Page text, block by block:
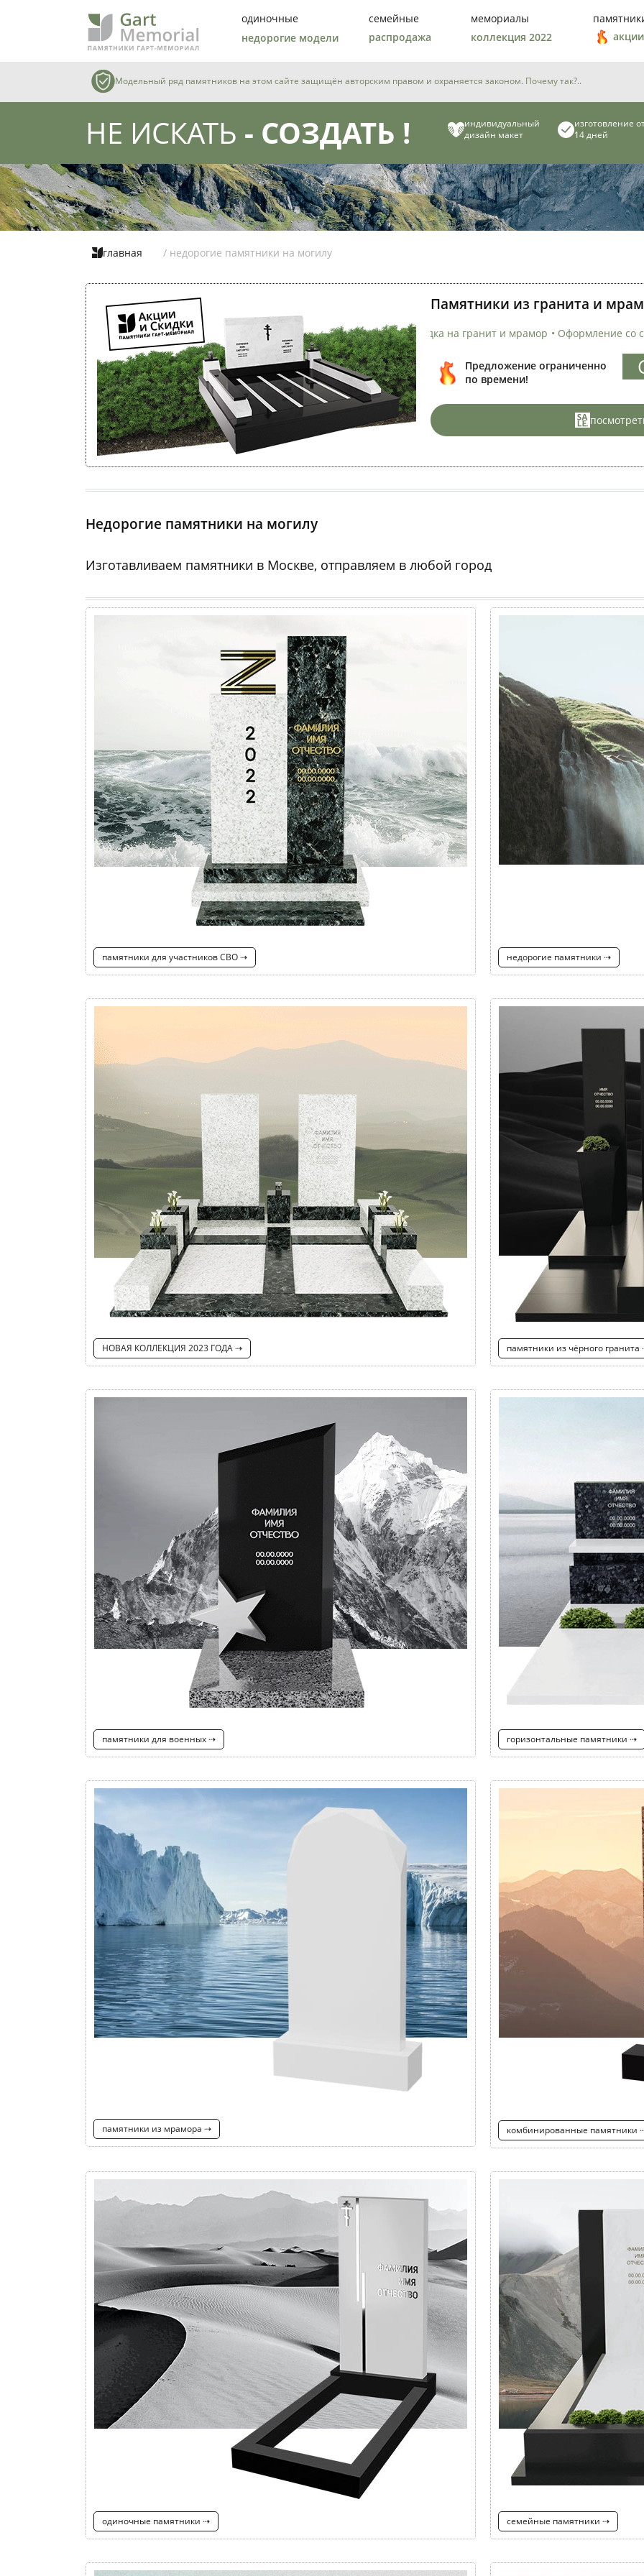
одиночные
недорогие модели
семейные
распродажа
мемориалы
коллекция 2022
Модельный ряд памятников на этом сайте защищён авторским правом и охраняется законом. Почему так?..
НЕ ИСКАТЬ - СОЗДАТЬ !
индивидуальный
дизайн макет
изготовление
14 дней
главная / недорогие памятники на могилу
Памятники из гранита и
Оформление со скидкой • Установка на всех кладбищах Скидка на гранит и мрамор • Оформление со скидкой • Установка
Предложение ограниченно
по времени!
Недорогие памятники на могилу
Изготавливаем памятники в Москве, отправляем в любой город
памятники для участников СВО ⇢ недорогие памятники ⇢
НОВАЯ КОЛЛЕКЦИЯ 2023 ГОДА ⇢ памятники из чёрного гранита
памятники для военных ⇢ горизонтальные памятники ⇢
памятники из мрамора ⇢ комбинированные памятники
одиночные памятники ⇢ семейные памятники ⇢